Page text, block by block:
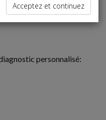
personnalisé:
Acceptez et continuez